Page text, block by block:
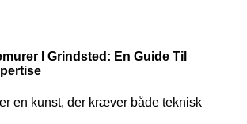
I Grindsted: En Guide Til
en kunst, der kræver både teknisk